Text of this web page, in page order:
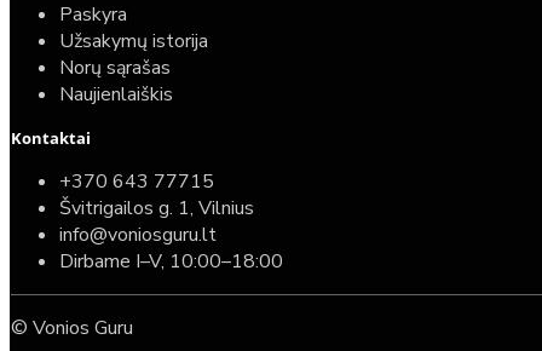
Paskyra
Užsakymų istorija
Norų sąrašas
Naujienlaiškis
Kontaktai
+370 643 77715
Švitrigailos g. 1, Vilnius
info@voniosguru.lt
Dirbame I–V, 10:00–18:00
© Vonios Guru